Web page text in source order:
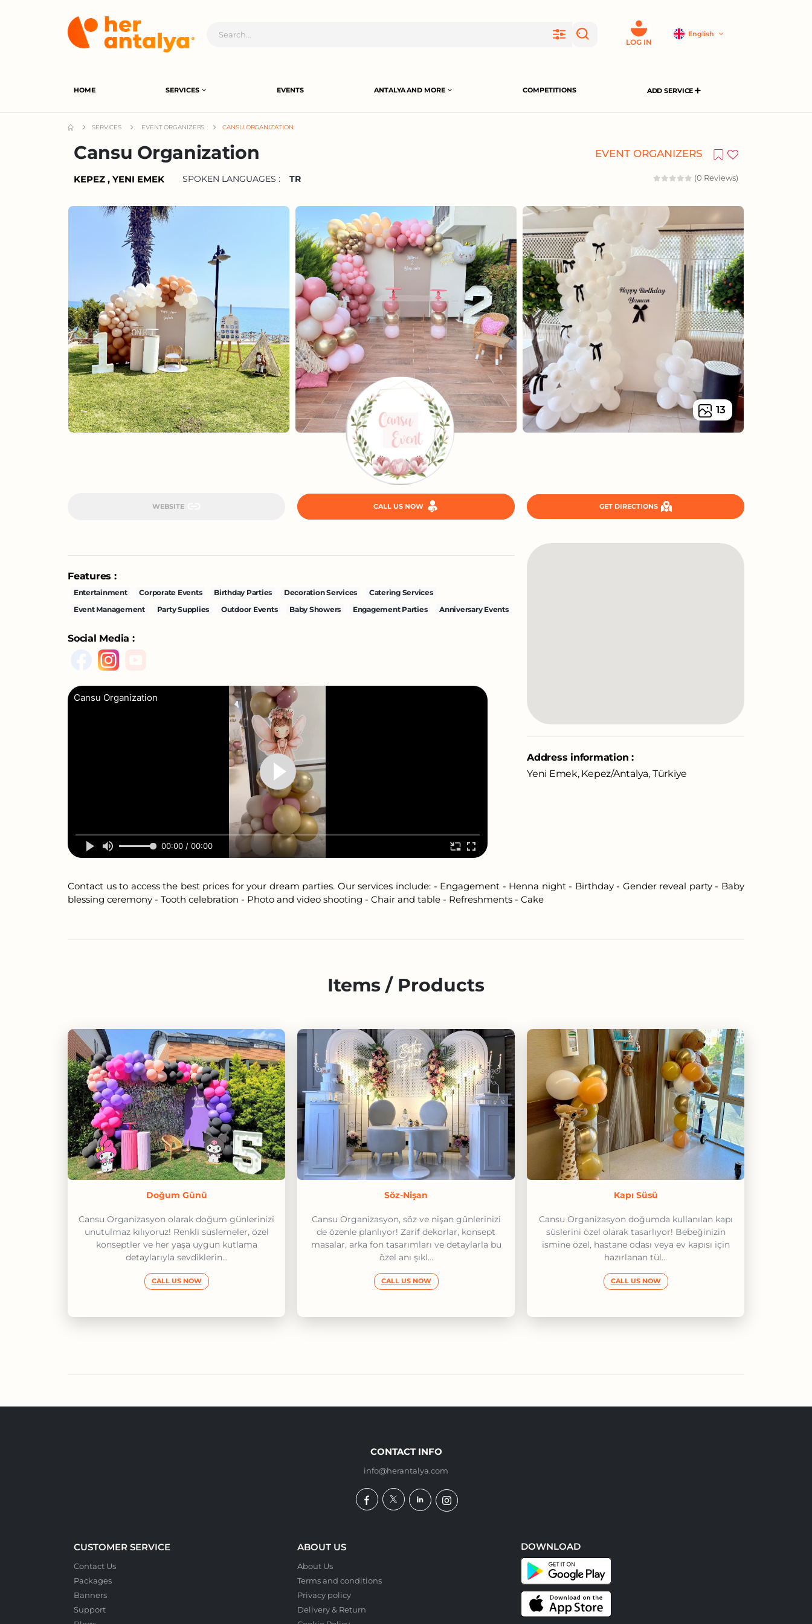
LOG IN
English
HOME SERVICES EVENTS ANTALYA AND MORE COMPETITIONS ADD SERVICE
SERVICES EVENT ORGANIZERS CANSU ORGANIZATION
Cansu Organization
KEPEZ , YENI EMEK SPOKEN LANGUAGES : TR
EVENT ORGANIZERS
(0 Reviews)
13
WEBSITE CALL US NOW GET DIRECTIONS
Features :
Entertainment Corporate Events Birthday Parties Decoration Services
Catering Services
Event Management
Party Supplies Outdoor Events Baby Showers Engagement Parties Anniversary Events
Social Media :
00:00 / 00:00
Cansu Organization
Address information :
Yeni Emek, Kepez/Antalya, Türkiye
Contact us to access the best prices for your dream parties. Our services include: - Engagement - Henna night - Birthday - Gender reveal party - Baby
blessing ceremony - Tooth celebration - Photo and video shooting - Chair and table - Refreshments - Cake
Items / Products
Doğum Günü
Cansu Organizasyon olarak doğum günlerinizi
unutulmaz kılıyoruz! Renkli süslemeler, özel
konseptler ve her yaşa uygun kutlama
detaylarıyla sevdiklerin...
CALL US NOW
Söz-Nişan
Cansu Organizasyon, söz ve nişan günlerinizi
de özenle planlıyor! Zarif dekorlar, konsept
masalar, arka fon tasarımları ve detaylarla bu
özel anı şıkl...
CALL US NOW
Kapı Süsü
Cansu Organizasyon doğumda kullanılan kapı
süslerini özel olarak tasarlıyor! Bebeğinizin
ismine özel, hastane odası veya ev kapısı için
hazırlanan tül...
CALL US NOW
CONTACT INFO
info@herantalya.com
CUSTOMER SERVICE
Contact Us
Packages
Banners
Support
ABOUT US
About Us
Terms and conditions
Privacy policy
Delivery & Return
DOWNLOAD